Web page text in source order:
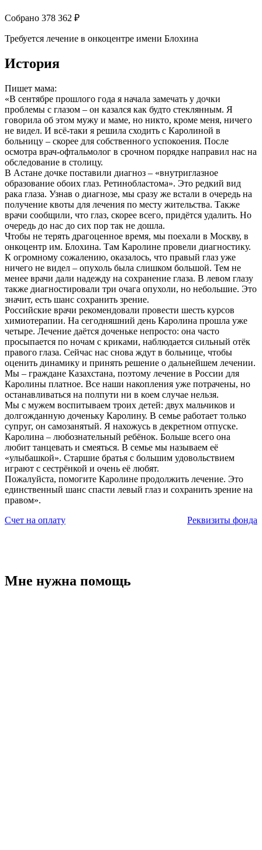
Собрано 378 362 ₽
Требуется лечение в онкоцентре имени Блохина
История
Пишет мама:
«В сентябре прошлого года я начала замечать у дочки
проблемы с глазом – он казался как будто стеклянным. Я
говорила об этом мужу и маме, но никто, кроме меня, ничего
не видел. И всё-таки я решила сходить с Каролиной в
больницу – скорее для собственного успокоения. После
осмотра врач-офтальмолог в срочном порядке направил нас на
обследование в столицу.
В Астане дочке поставили диагноз – «внутриглазное
образование обоих глаз. Ретинобластома». Это редкий вид
рака глаза. Узнав о диагнозе, мы сразу же встали в очередь на
получение квоты для лечения по месту жительства. Также
врачи сообщили, что глаз, скорее всего, придётся удалить. Но
очередь до нас до сих пор так не дошла.
Чтобы не терять драгоценное время, мы поехали в Москву, в
онкоцентр им. Блохина. Там Каролине провели диагностику.
К огромному сожалению, оказалось, что правый глаз уже
ничего не видел – опухоль была слишком большой. Тем не
менее врачи дали надежду на сохранение глаза. В левом глазу
также диагностировали три очага опухоли, но небольшие. Это
значит, есть шанс сохранить зрение.
Российские врачи рекомендовали провести шесть курсов
химиотерапии. На сегодняшний день Каролина прошла уже
четыре. Лечение даётся доченьке непросто: она часто
просыпается по ночам с криками, наблюдается сильный отёк
правого глаза. Сейчас нас снова ждут в больнице, чтобы
оценить динамику и принять решение о дальнейшем лечении.
Мы – граждане Казахстана, поэтому лечение в России для
Каролины платное. Все наши накопления уже потрачены, но
останавливаться на полпути ни в коем случае нельзя.
Мы с мужем воспитываем троих детей: двух мальчиков и
долгожданную доченьку Каролину. В семье работает только
супруг, он самозанятый. Я нахожусь в декретном отпуске.
Каролина – любознательный ребёнок. Больше всего она
любит танцевать и смеяться. В семье мы называем её
«улыбашкой». Старшие братья с большим удовольствием
играют с сестрёнкой и очень её любят.
Пожалуйста, помогите Каролине продолжить лечение. Это
единственный шанс спасти левый глаз и сохранить зрение на
правом».
Счет на оплату
Реквизиты фонда
Мне нужна помощь